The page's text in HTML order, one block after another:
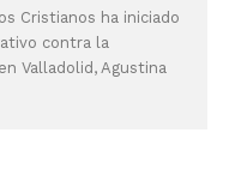
Cristianos ha iniciado
contra la
Valladolid, Agustina